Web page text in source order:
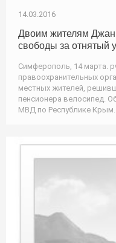
14.03.2016
Двоим жителям
свободы за отнятый
Симферополь, 14 марта.
правоохранительных
местных жителей,
пенсионера велосипед.
МВД по Республике